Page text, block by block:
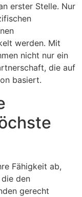
erster Stelle. Nur
werden. Mit
nicht nur ein
die auf
basiert.
Fähigkeit ab,
den
gerecht